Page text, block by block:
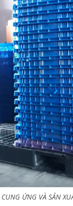
CUNG ỨNG VÀ SẢN